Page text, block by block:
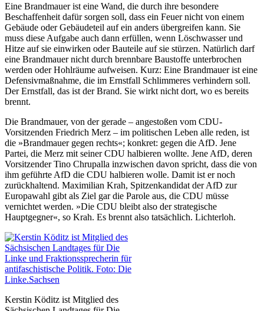
Eine Brandmauer ist eine Wand, die durch ihre besondere
Beschaffenheit dafür sorgen soll, dass ein Feuer nicht von einem
Gebäude oder Gebäudeteil auf ein anders übergreifen kann. Sie
muss diese Aufgabe auch dann erfüllen, wenn Löschwasser und
Hitze auf sie einwirken oder Bauteile auf sie stürzen. Natürlich darf
eine Brandmauer nicht durch brennbare Baustoffe unterbrochen
werden oder Hohlräume aufweisen. Kurz: Eine Brandmauer ist eine
Defensivmaßnahme, die im Ernstfall Schlimmeres verhindern soll.
Der Ernstfall, das ist der Brand. Sie wirkt nicht dort, wo es bereits
brennt.
Die Brandmauer, von der gerade – angestoßen vom CDU-
Vorsitzenden Friedrich Merz – im politischen Leben alle reden, ist
die »Brandmauer gegen rechts«; konkret: gegen die AfD. Jene
Partei, die Merz mit seiner CDU halbieren wollte. Jene AfD, deren
Vorsitzender Tino Chrupalla inzwischen davon spricht, dass die von
ihm geführte AfD die CDU halbieren wolle. Damit ist er noch
zurückhaltend. Maximilian Krah, Spitzenkandidat der AfD zur
Europawahl gibt als Ziel gar die Parole aus, die CDU müsse
vernichtet werden. »Die CDU bleibt also der strategische
Hauptgegner«, so Krah. Es brennt also tatsächlich. Lichterloh.
Kerstin Köditz ist Mitglied des